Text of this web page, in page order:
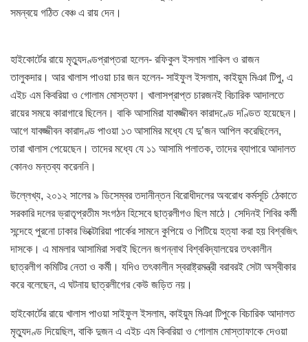
সমন্বয়ে গঠিত বেঞ্চ এ রায় দেন।
হাইকোর্টের রায়ে মৃত্যুদণ্ডপ্রাপ্তরা হলেন- রফিকুল ইসলাম শাকিল ও রাজন
তালুকদার। আর খালাস পাওয়া চার জন হলেন- সাইফুল ইসলাম, কাইয়ুম মিঞা টিপু, এ
এইচ এম কিবরিয়া ও গোলাম মোস্তফা। খালাসপ্রাপ্ত চারজনই বিচারিক আদালতে
রায়ের সময়ে কারাগারে ছিলেন। বাকি আসামিরা যাবজ্জীবন কারাদণ্ডে দণ্ডিত হয়েছেন।
আগে যাবজ্জীবন কারাদণ্ড পাওয়া ১৩ আসামির মধ্যে যে দু’জন আপিল করেছিলেন,
তারা খালাস পেয়েছেন। তাদের মধ্যে যে ১১ আসামি পলাতক, তাদের ব্যাপারে আদালত
কোনও মন্তব্য করেননি।
উল্লেখ্য, ২০১২ সালের ৯ ডিসেম্বর তদানীন্তন বিরোধীদলের অবরোধ কর্মসূচি ঠেকাতে
সরকারি দলের ভ্রাতৃপ্রতীম সংগঠন হিসেবে ছাত্রলীগও ছিল মাঠে। সেদিনই শিবির কর্মী
সন্দেহে পুরনো ঢাকার ভিক্টোরিয়া পার্কের সামনে কুপিয়ে ও পিটিয়ে হত্যা করা হয় বিশ্বজিৎ
দাসকে। এ মামলার আসামিরা সবাই ছিলেন জগন্নাথ বিশ্ববিদ্যালয়ের তৎকালীন
ছাত্রলীগ কমিটির নেতা ও কর্মী। যদিও তৎকালীন স্বরাষ্ট্রমন্ত্রী বরাবরই সেটা অস্বীকার
করে বলেছেন, এ ঘটনায় ছাত্রলীগের কেউ জড়িত নয়।
হাইকোর্টের রায়ে খালাস পাওয়া সাইফুল ইসলাম, কাইয়ুম মিঞা টিপুকে বিচারিক আদালত
মৃত্যুদণ্ড দিয়েছিল, বাকি দুজন এ এইচ এম কিবরিয়া ও গোলাম মোস্তাফাকে দেওয়া